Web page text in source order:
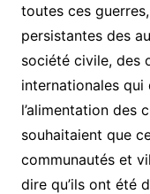
toutes ces
persistantes des
société civile, des
internationales qui
l’alimentation des
souhaitaient que
communautés et
dire qu’ils ont été